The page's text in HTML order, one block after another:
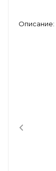
Описание: